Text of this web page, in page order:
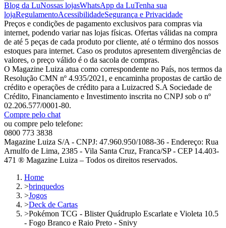
Blog da LuNossas lojasWhatsApp da LuTenha sua
lojaRegulamentoAcessibilidadeSegurança e Privacidade
Preços e condições de pagamento exclusivos para compras via
internet, podendo variar nas lojas físicas. Ofertas válidas na compra
de até 5 peças de cada produto por cliente, até o término dos nossos
estoques para internet. Caso os produtos apresentem divergências de
valores, o preço válido é o da sacola de compras.
O Magazine Luiza atua como correspondente no País, nos termos da
Resolução CMN nº 4.935/2021, e encaminha propostas de cartão de
crédito e operações de crédito para a Luizacred S.A Sociedade de
Crédito, Financiamento e Investimento inscrita no CNPJ sob o nº
02.206.577/0001-80.
Compre pelo chat
ou compre pelo telefone:
0800 773 3838
Magazine Luiza S/A - CNPJ: 47.960.950/1088-36 - Endereço: Rua
Arnulfo de Lima, 2385 - Vila Santa Cruz, Franca/SP - CEP 14.403-
471 ® Magazine Luiza – Todos os direitos reservados.
Home
>brinquedos
>Jogos
>Deck de Cartas
>Pokémon TCG - Blister Quádruplo Escarlate e Violeta 10.5
- Fogo Branco e Raio Preto - Snivy